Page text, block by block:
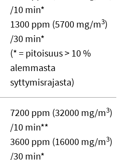
/10 min*
1300 ppm (5700 mg/m3)
/30 min*
(* = pitoisuus > 10 %
alemmasta
syttymisrajasta)
7200 ppm (32000 mg/m3)
/10 min**
3600 ppm (16000 mg/m3)
/30 min*